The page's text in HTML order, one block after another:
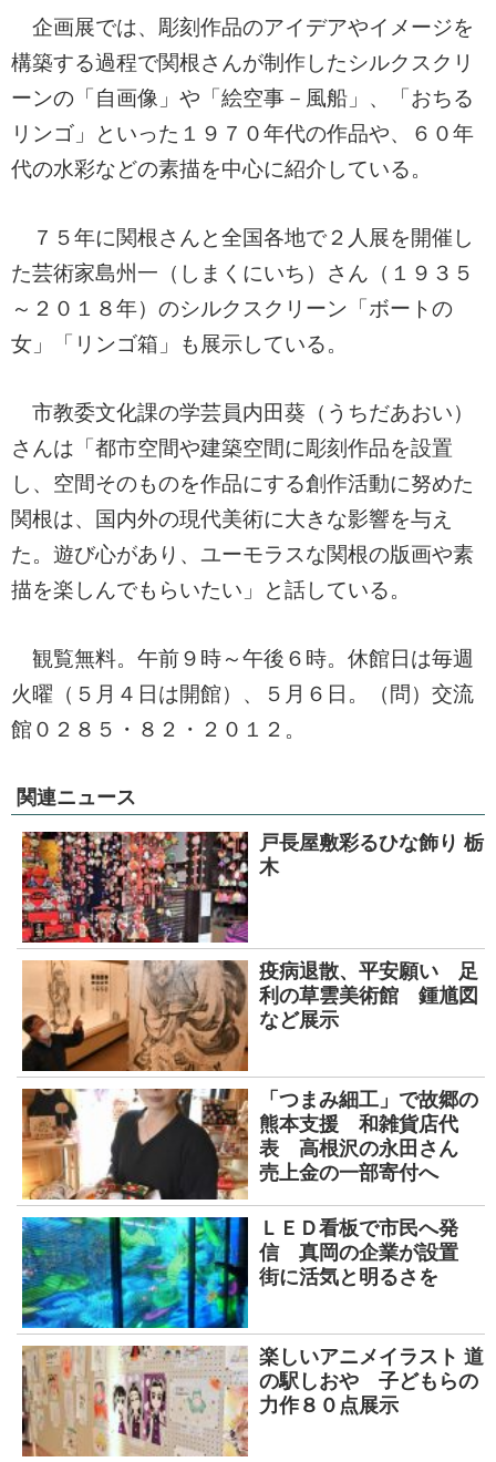
企画展では、彫刻作品のアイデアやイメージを
構築する過程で関根さんが制作したシルクスクリ
ーンの「自画像」や「絵空事－風船」、「おちる
リンゴ」といった１９７０年代の作品や、６０年
代の水彩などの素描を中心に紹介している。
７５年に関根さんと全国各地で２人展を開催し
た芸術家島州一（しまくにいち）さん（１９３５
～２０１８年）のシルクスクリーン「ボートの
女」「リンゴ箱」も展示している。
市教委文化課の学芸員内田葵（うちだあおい）
さんは「都市空間や建築空間に彫刻作品を設置
し、空間そのものを作品にする創作活動に努めた
関根は、国内外の現代美術に大きな影響を与え
た。遊び心があり、ユーモラスな関根の版画や素
描を楽しんでもらいたい」と話している。
観覧無料。午前９時～午後６時。休館日は毎週
火曜（５月４日は開館）、５月６日。（問）交流
館０２８５・８２・２０１２。
関連ニュース
戸長屋敷彩るひな飾り 栃
木
疫病退散、平安願い 足
利の草雲美術館 鍾馗図
など展示
「つまみ細工」で故郷の
熊本支援 和雑貨店代
表 高根沢の永田さん
売上金の一部寄付へ
ＬＥＤ看板で市民へ発
信 真岡の企業が設置
街に活気と明るさを
楽しいアニメイラスト 道
の駅しおや 子どもらの
力作８０点展示